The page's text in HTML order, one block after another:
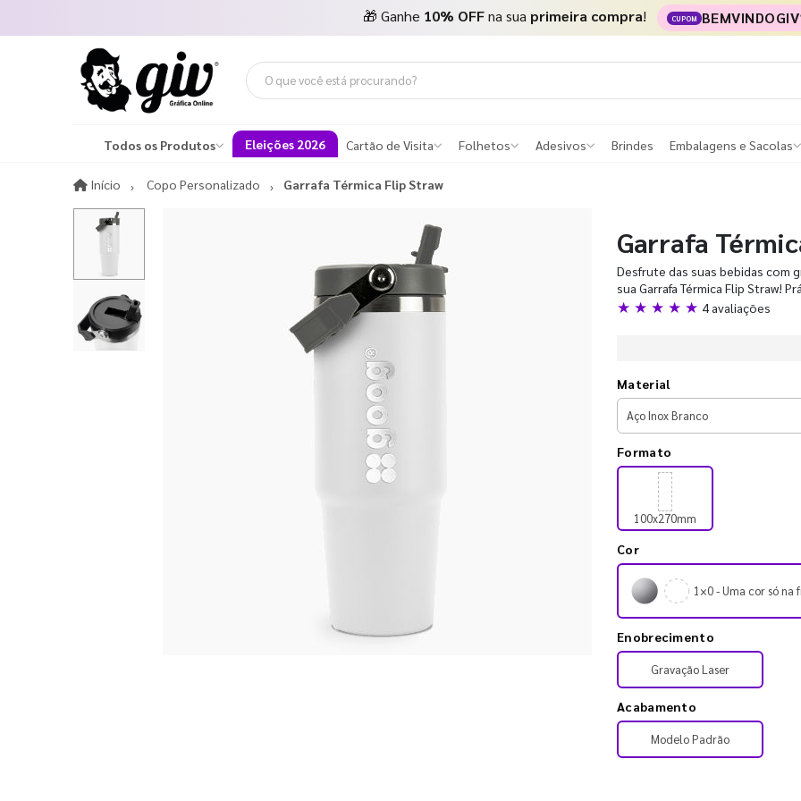
🎁 Ganhe 10% OFFna sua primeira compra! CUPOM
Todos os Produtos Eleições 2026 Cartão de Visita Folhetos Adesivos Brindes Embalagens e Sacolas
Início InícioCopo Personalizado Garrafa Térmica Flip Straw
Garrafa
Desfrute das suas bebidas com
sua Garrafa Térmica Flip Straw!
★ ★ ★ ★ ★ 4 avaliações
Material
Formato
100x270mm
Cor
1×0 - Uma cor só na
Enobrecimento
Gravação Laser
Acabamento
Modelo Padrão